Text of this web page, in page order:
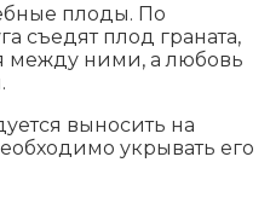
плоды. По
съедят плод граната,
между ними, а любовь
выносить на
укрывать его